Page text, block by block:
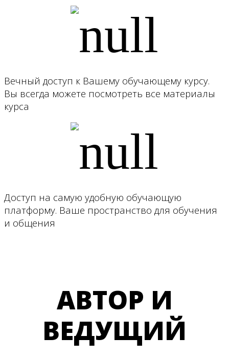
Вечный доступ к Вашему обучающему курсу.
Вы всегда можете посмотреть все материалы
курса
Доступ на самую удобную обучающую
платформу. Ваше пространство для обучения
и общения
АВТОР И
ВЕДУЩИЙ